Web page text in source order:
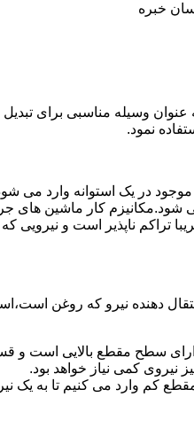
خبره
وسیله مناسبی برای
نمود.
در یک استوانه وارد می
شود.مکانیزم کار ماشین های
تراکم ناپذیر است و
دهنده نیرو که روغن
سطح مقطع بالایی است و
کمی نیاز خواهد بود.
کم وارد می کنیم تا به یک